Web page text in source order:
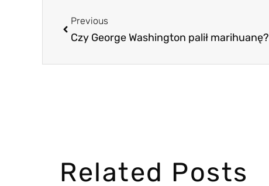
Previous
Czy George Washington palił marihuanę?
Related Posts